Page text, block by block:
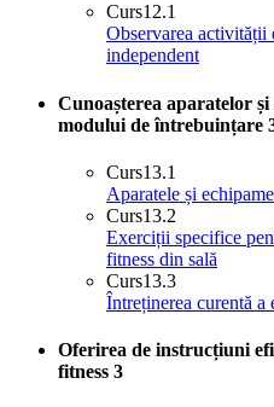
Curs12.1
Observarea activității
independent
Cunoașterea aparatelor și
modului de întrebuințare
Curs13.1
Aparatele și
Curs13.2
Exerciții specifice
fitness din sală
Curs13.3
Întreținerea curentă a
Oferirea de instrucțiuni
fitness 3